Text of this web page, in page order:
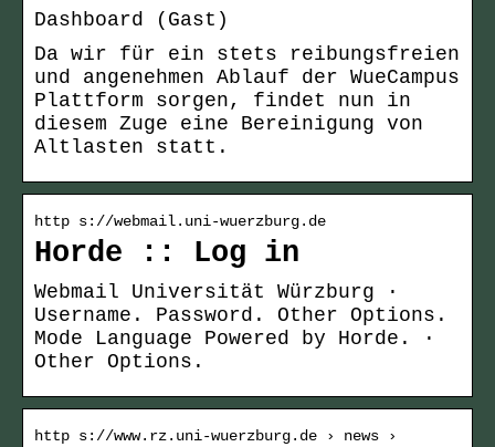
Dashboard (Gast)
Da wir für ein stets reibungsfreien
und angenehmen Ablauf der WueCampus
Plattform sorgen, findet nun in
diesem Zuge eine Bereinigung von
Altlasten statt.
http s://webmail.uni-wuerzburg.de
Horde :: Log in
Webmail Universität Würzburg ·
Username. Password. Other Options.
Mode Language Powered by Horde. ·
Other Options.
http s://www.rz.uni-wuerzburg.de › news ›